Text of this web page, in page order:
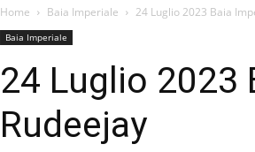
Home Baia Imperiale 24 Luglio 2023 Baia
Baia Imperiale
24 Luglio 2023
Rudeejay